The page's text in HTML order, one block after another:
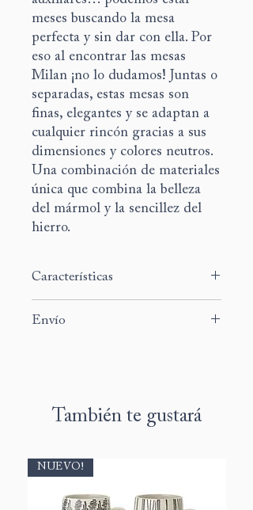
meses buscando la mesa
perfecta y sin dar con ella. Por
eso al encontrar las mesas
Milan ¡no lo dudamos! Juntas o
separadas, estas mesas son
finas, elegantes y se adaptan a
cualquier rincón gracias a sus
dimensiones y colores neutros.
Una combinación de materiales
única que combina la belleza
del mármol y la sencillez del
hierro.
Características
largo30cm, ancho 30cm, altura 45cm
Color estructura:
Envío
También te gustará
NUEVO!